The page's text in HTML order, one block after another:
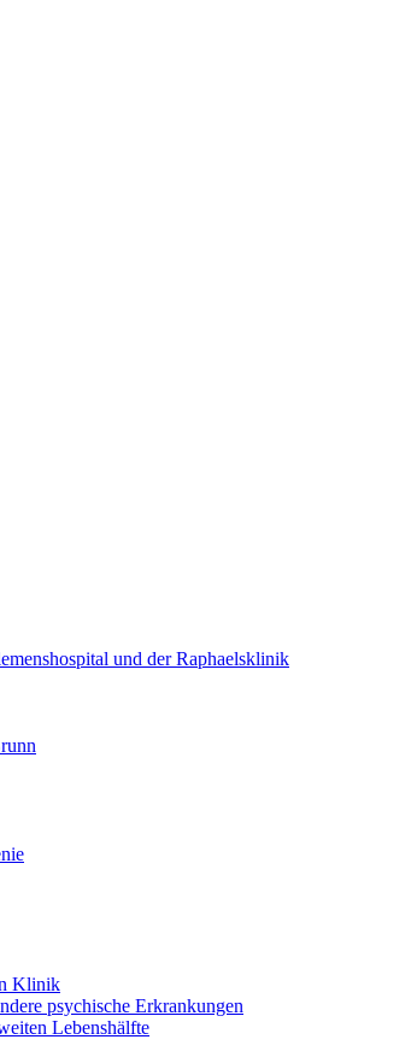
und der Raphaelsklinik
Klinik
psychische Erkrankungen
Lebenshälfte